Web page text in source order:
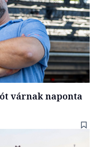
várnak naponta